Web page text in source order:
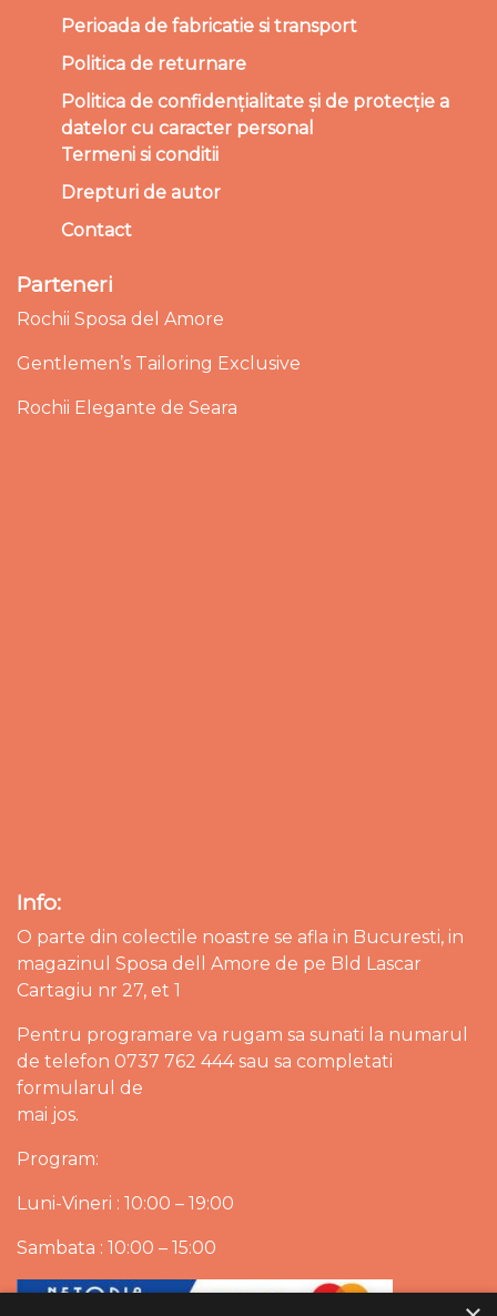
Perioada de fabricatie si transport
Politica de returnare
Politica de confidențialitate și de protecție a
datelor cu caracter personal
Termeni si conditii
Drepturi de autor
Contact
Parteneri
Rochii Sposa del Amore
Gentlemen’s Tailoring Exclusive
Rochii Elegante de Seara
Info:
O parte din colectile noastre se afla in Bucuresti, in
magazinul Sposa dell Amore de pe Bld Lascar
Cartagiu nr 27, et 1
Pentru programare va rugam sa sunati la numarul
de telefon 0737 762 444 sau sa completati
formularul de
mai jos.
Program:
Luni-Vineri : 10:00 – 19:00
Sambata : 10:00 – 15:00